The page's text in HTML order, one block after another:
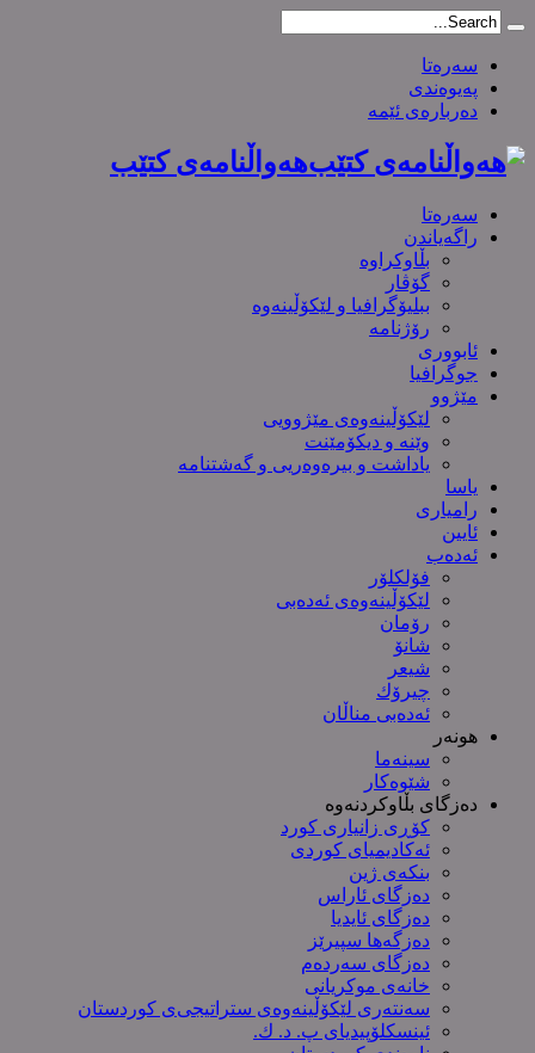
سەرەتا
پەیوەندی
دەربارەی ئێمە
هەواڵنامەی کتێب
سەرەتا
راگەیاندن
بڵاوکراوە
گۆڤار
ببلیۆگرافیا و لێکۆڵینەوە
رۆژنامە
ئابووری
جوگرافیا
مێژوو
لێکۆڵینەوەی مێژوویی
وێنە و دیکۆمێنت
یاداشت و بیره‌وه‌ریی و گەشتنامە
یاسا
رامیاری
ئایین
ئەدەب
فۆلکلۆر
لێکۆڵینەوەی ئەدەبی
رۆمان
شانۆ
شیعر
چیرۆك
ئەدەبی مناڵان
هونەر
سینەما
شێوەکار
دەزگای بڵاوکردنەوە
کۆڕی زانیاری کورد
ئەکادیمیای کوردی
بنکەی ژین
دەزگای ئاراس
دەزگای ئایدیا
دەزگەها سپیرێز
دەزگای سەردەم
خانەی موکریانی
سەنتەری لێكۆڵینەوەی ستراتیجی‌ی كوردستان
ئینسکلۆپیدیای پ. د. ك.